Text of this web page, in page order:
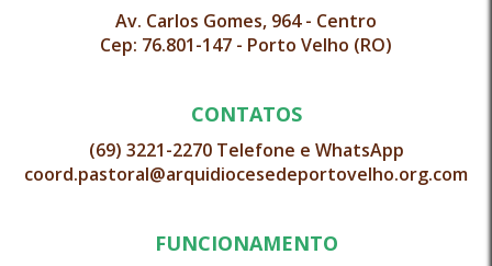
Av. Carlos Gomes, 964 - Centro
Cep: 76.801-147 - Porto Velho (RO)
CONTATOS
(69) 3221-2270 Telefone e WhatsApp
coord.pastoral@arquidiocesedeportovelho.org.com
FUNCIONAMENTO